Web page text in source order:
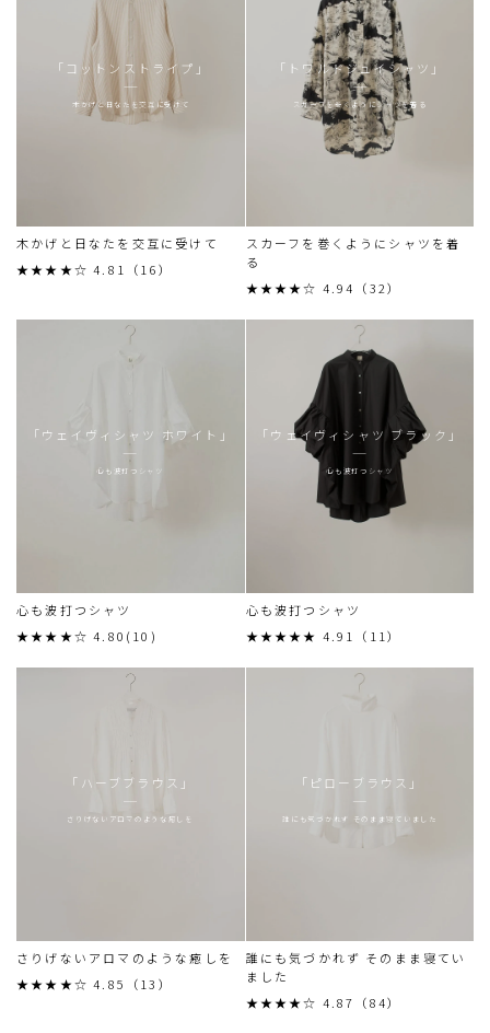
「コットンストライプ」
木かげと日なたを交互に受けて
木かげと日なたを交互に受けて
★★★★☆ 4.81（16）
「トワルドジュイシャツ」
スカーフを巻くようにシャツを着る
スカーフを巻くようにシャツを着
る
★★★★☆ 4.94（32）
「ウェイヴィシャツ ホワイト」
心も波打つシャツ
心も波打つシャツ
★★★★☆ 4.80(10)
「ウェイヴィシャツ ブラック」
心も波打つシャツ
心も波打つシャツ
★★★★★ 4.91（11）
「ハーブブラウス」
さりげないアロマのような癒しを
さりげないアロマのような癒しを
★★★★☆ 4.85（13）
「ピローブラウス」
誰にも気づかれず そのまま寝ていました
誰にも気づかれず そのまま寝てい
ました
★★★★☆ 4.87（84）